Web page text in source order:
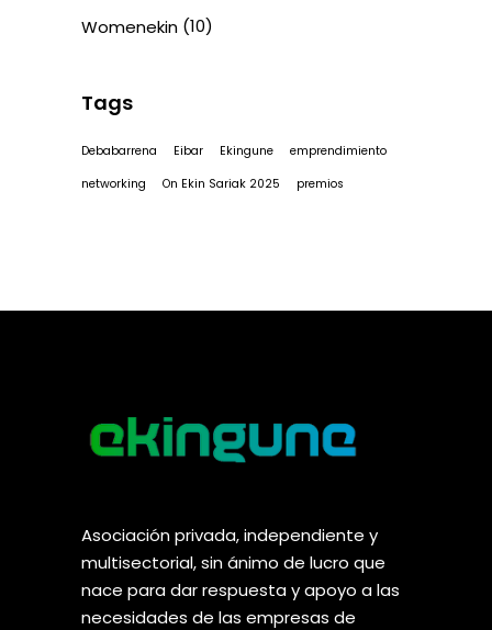
Womenekin (10)
Tags
Debabarrena Eibar Ekingune
emprendimiento
networking
On Ekin Sariak 2025 premios
Asociación privada, independiente y
multisectorial, sin ánimo de lucro que
nace para dar respuesta y apoyo a las
necesidades de las empresas de